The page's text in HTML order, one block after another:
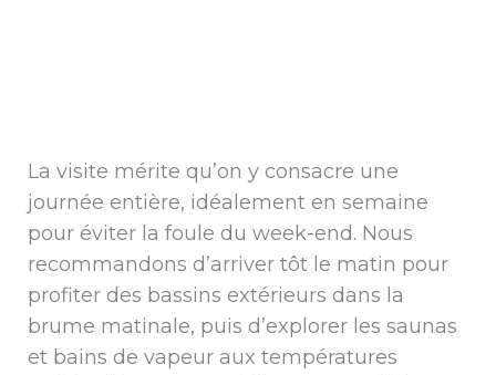
La visite mérite qu’on y consacre une
journée entière, idéalement en semaine
pour éviter la foule du week-end. Nous
recommandons d’arriver tôt le matin pour
profiter des bassins extérieurs dans la
brume matinale, puis d’explorer les saunas
et bains de vapeur aux températures